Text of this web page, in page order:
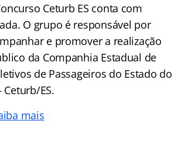
Ceturb ES conta com
O grupo é responsável por
e promover a realização
da Companhia Estadual de
de Passageiros do Estado do
Ceturb/ES.
mais